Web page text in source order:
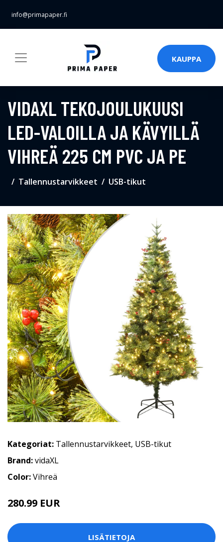
info@primapaper.fi
KAUPPA
VIDAXL TEKOJOULUKUUSI
LED-VALOILLA JA KÄVYILLÄ
VIHREÄ 225 CM PVC JA PE
Tallennustarvikkeet USB-tikut
Kategoriat: Tallennustarvikkeet, USB-tikut
Brand:vidaXL
Color:Vihreä
280.99 EUR
LISÄTIETOJA